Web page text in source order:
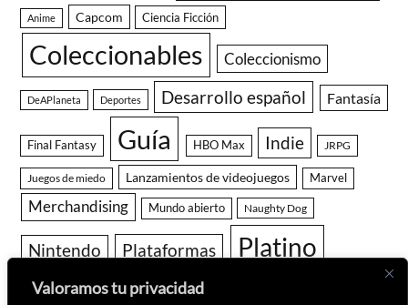
Valoramos tu privacidad
Anime Capcom Ciencia Ficción
Coleccionables Coleccionismo
DeAPlaneta Deportes Desarrollo español Fantasía
Final Fantasy Guía HBO Max Indie JRPG
Juegos de miedo Lanzamientos de videojuegos Marvel
Merchandising Mundo abierto Naughty Dog
Nintendo Plataformas Platino
PlayStation Pokémon Remake